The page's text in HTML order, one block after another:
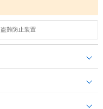
盗難防止装置